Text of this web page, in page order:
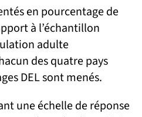
en pourcentage de
à l’échantillon
adulte
des quatre pays
DEL sont menés.
une échelle de réponse